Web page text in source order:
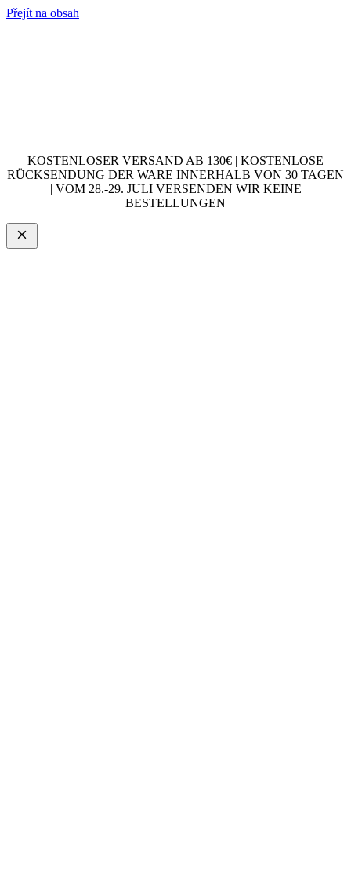
Přejít na obsah
KOSTENLOSER VERSAND AB 130€ | KOSTENLOSE
RÜCKSENDUNG DER WARE INNERHALB VON 30 TAGEN
| VOM 28.-29. JULI VERSENDEN WIR KEINE
BESTELLUNGEN